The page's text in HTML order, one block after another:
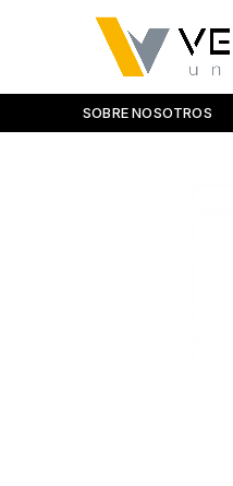
SOBRE NOSOTROS